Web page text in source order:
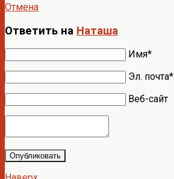
Отмена
Ответить на Наташа
Имя*
Эл. почта*
Веб-сайт
Опубликовать